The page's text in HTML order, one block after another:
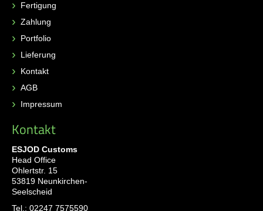
Fertigung
Zahlung
Portfolio
Lieferung
Kontakt
AGB
Impressum
Kontakt
ESJOD Customs
Head Office
Ohlertstr. 15
53819 Neunkirchen-
Seelscheid
Tel.: 02247 7575590